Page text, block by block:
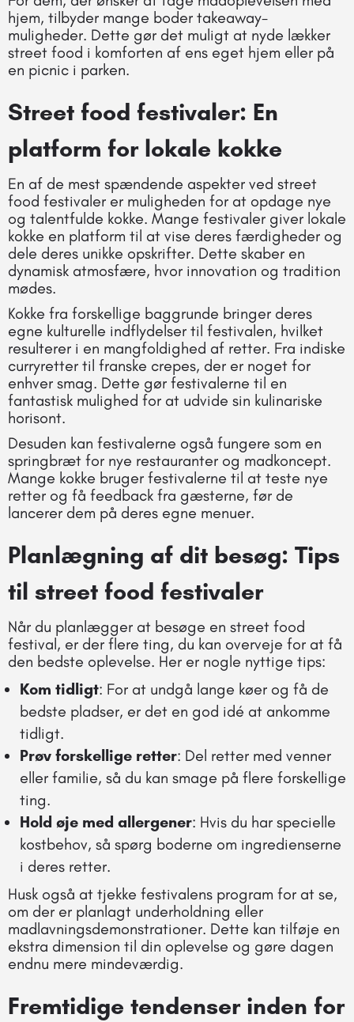
hjem, tilbyder mange boder takeaway-
muligheder. Dette gør det muligt at nyde lækker
street food i komforten af ens eget hjem eller på
en picnic i parken.
Street food festivaler: En
platform for lokale kokke
En af de mest spændende aspekter ved street
food festivaler er muligheden for at opdage nye
og talentfulde kokke. Mange festivaler giver lokale
kokke en platform til at vise deres færdigheder og
dele deres unikke opskrifter. Dette skaber en
dynamisk atmosfære, hvor innovation og tradition
mødes.
Kokke fra forskellige baggrunde bringer deres
egne kulturelle indflydelser til festivalen, hvilket
resulterer i en mangfoldighed af retter. Fra indiske
curryretter til franske crepes, der er noget for
enhver smag. Dette gør festivalerne til en
fantastisk mulighed for at udvide sin kulinariske
horisont.
Desuden kan festivalerne også fungere som en
springbræt for nye restauranter og madkoncept.
Mange kokke bruger festivalerne til at teste nye
retter og få feedback fra gæsterne, før de
lancerer dem på deres egne menuer.
Planlægning af dit besøg: Tips
til street food festivaler
Når du planlægger at besøge en street food
festival, er der flere ting, du kan overveje for at få
den bedste oplevelse. Her er nogle nyttige tips:
Kom tidligt: For at undgå lange køer og få de
bedste pladser, er det en god idé at ankomme
tidligt.
Prøv forskellige retter: Del retter med venner
eller familie, så du kan smage på flere forskellige
ting.
Hold øje med allergener: Hvis du har specielle
kostbehov, så spørg boderne om ingredienserne
i deres retter.
Husk også at tjekke festivalens program for at se,
om der er planlagt underholdning eller
madlavningsdemonstrationer. Dette kan tilføje en
ekstra dimension til din oplevelse og gøre dagen
endnu mere mindeværdig.
Fremtidige tendenser inden for